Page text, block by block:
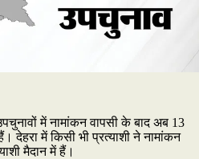
में नामांकन वापसी के बाद अब 13
देहरा में किसी भी प्रत्याशी ने नामांकन
मैदान में हैं।